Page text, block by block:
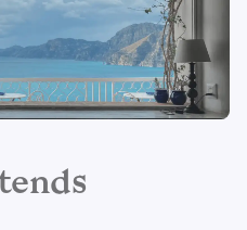
Nederlands
中文 (繁體)
中文 (繁體，台灣)
Choisissez Votre
(Hardware)
Introduction aux VPNs
Paiements privés
Types de réseaux de
communication
Sur Linux
Sur macOS
Sur Qubes
Windows
Obtenir des applications
Expand Your Perspective
Support The Community
Build Alliances
Make It Accessible
Politique de direction
Politique de
responsabilité
Services en ligne
Code de conduite
Statistiques du trafic